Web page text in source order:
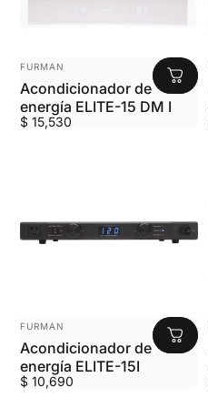
MARCA:
FURMAN
Acondicionador de
energía ELITE-15 DM I
$ 15,530
MARCA:
FURMAN
Acondicionador de
energía ELITE-15I
$ 10,690